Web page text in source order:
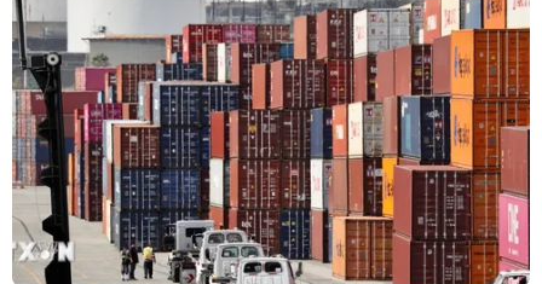
giới?
13/02/2026 22:08
Sự cố hy hữu đầu tiên trong hơn 60
năm hoạt động của NASA
13/02/2026 13:50